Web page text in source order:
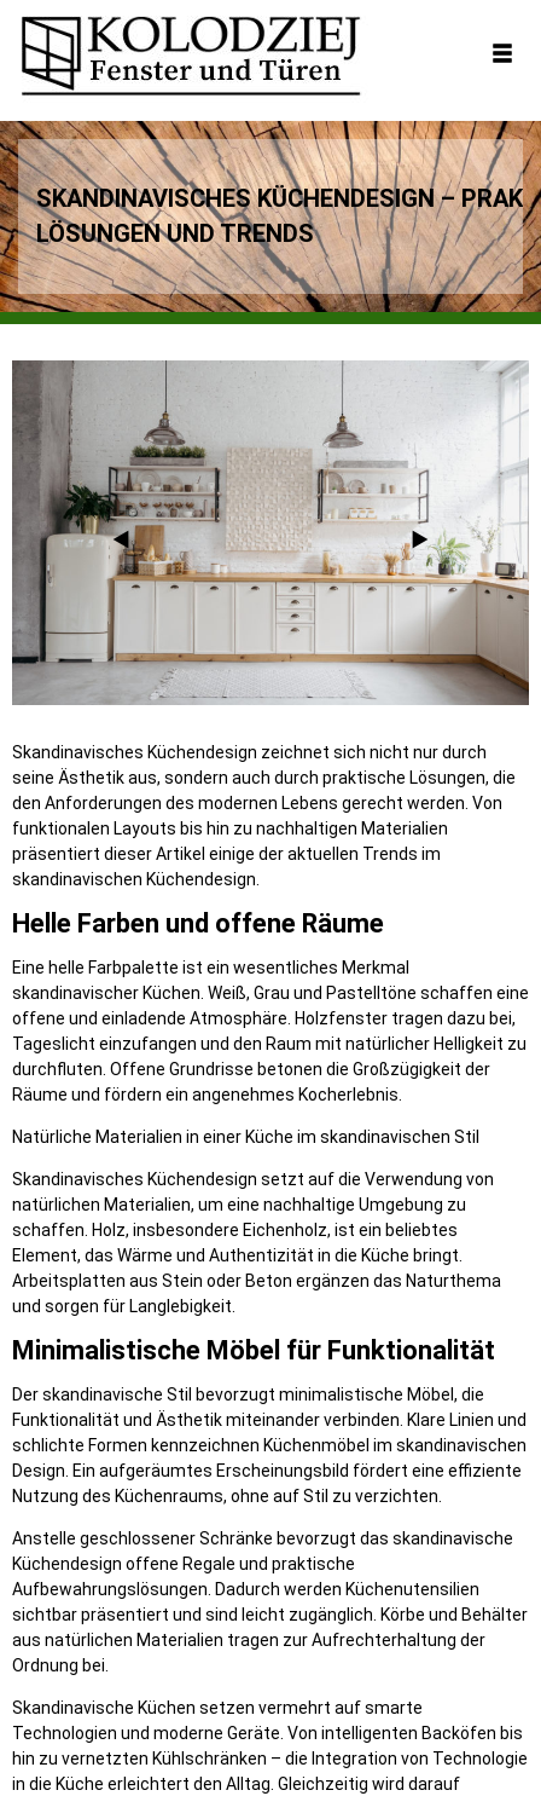
SKANDINAVISCHES KÜCHENDESIGN –
LÖSUNGEN UND TRENDS
Skandinavisches Küchendesign zeichnet sich nicht nur durch
seine Ästhetik aus, sondern auch durch praktische Lösungen, die
den Anforderungen des modernen Lebens gerecht werden. Von
funktionalen Layouts bis hin zu nachhaltigen Materialien
präsentiert dieser Artikel einige der aktuellen Trends im
skandinavischen Küchendesign.
Helle Farben und offene Räume
Eine helle Farbpalette ist ein wesentliches Merkmal
skandinavischer Küchen. Weiß, Grau und Pastelltöne schaffen eine
offene und einladende Atmosphäre. Holzfenster tragen dazu bei,
Tageslicht einzufangen und den Raum mit natürlicher Helligkeit zu
durchfluten. Offene Grundrisse betonen die Großzügigkeit der
Räume und fördern ein angenehmes Kocherlebnis.
Natürliche Materialien in einer Küche im skandinavischen Stil
Skandinavisches Küchendesign setzt auf die Verwendung von
natürlichen Materialien, um eine nachhaltige Umgebung zu
schaffen. Holz, insbesondere Eichenholz, ist ein beliebtes
Element, das Wärme und Authentizität in die Küche bringt.
Arbeitsplatten aus Stein oder Beton ergänzen das Naturthema
und sorgen für Langlebigkeit.
Minimalistische Möbel für Funktionalität
Der skandinavische Stil bevorzugt minimalistische Möbel, die
Funktionalität und Ästhetik miteinander verbinden. Klare Linien und
schlichte Formen kennzeichnen Küchenmöbel im skandinavischen
Design. Ein aufgeräumtes Erscheinungsbild fördert eine effiziente
Nutzung des Küchenraums, ohne auf Stil zu verzichten.
Anstelle geschlossener Schränke bevorzugt das skandinavische
Küchendesign offene Regale und praktische
Aufbewahrungslösungen. Dadurch werden Küchenutensilien
sichtbar präsentiert und sind leicht zugänglich. Körbe und Behälter
aus natürlichen Materialien tragen zur Aufrechterhaltung der
Ordnung bei.
Skandinavische Küchen setzen vermehrt auf smarte
Technologien und moderne Geräte. Von intelligenten Backöfen bis
hin zu vernetzten Kühlschränken – die Integration von Technologie
in die Küche erleichtert den Alltag. Gleichzeitig wird darauf